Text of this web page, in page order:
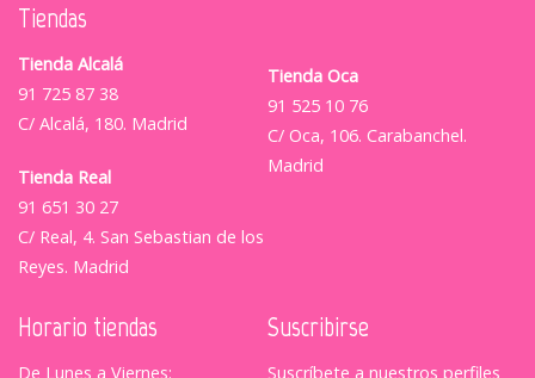
Tiendas
Tienda Alcalá
91 725 87 38
C/ Alcalá, 180. Madrid
Tienda Real
91 651 30 27
C/ Real, 4. San Sebastian de los
Reyes. Madrid
Tienda Oca
91 525 10 76
C/ Oca, 106. Carabanchel.
Madrid
Horario tiendas
De Lunes a Viernes:
Suscribirse
Suscríbete a nuestros perfiles